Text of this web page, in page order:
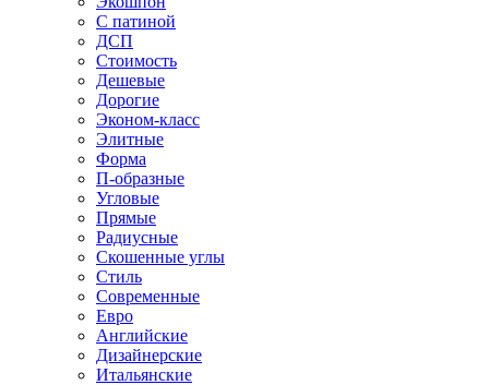
С патиной
ДСП
Стоимость
Дешевые
Дорогие
Эконом-класс
Элитные
Форма
П-образные
Угловые
Прямые
Радиусные
Скошенные углы
Стиль
Современные
Евро
Английские
Дизайнерские
Итальянские